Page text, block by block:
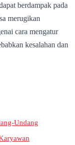
berdampak pada
merugikan
cara mengatur
kesalahan dan
Undang